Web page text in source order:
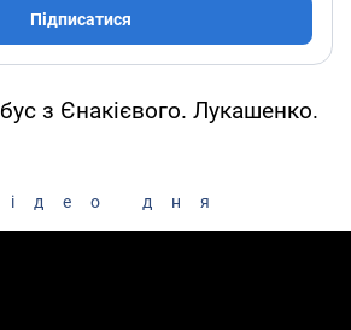
Підписатися
з Єнакієвого. Лукашенко.
дня